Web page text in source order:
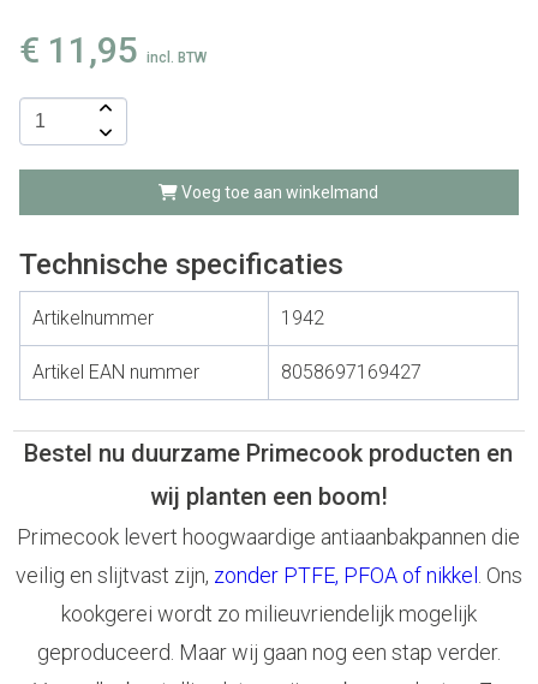
€ 11,95 incl. BTW
Voeg toe aan winkelmand
Technische specificaties
Artikelnummer 1942
Artikel EAN nummer 8058697169427
Bestel nu duurzame Primecook producten en
wij planten een boom!
Primecook levert hoogwaardige antiaanbakpannen die
veilig en slijtvast zijn, zonder PTFE, PFOA of nikkel . Ons
kookgerei wordt zo milieuvriendelijk mogelijk
geproduceerd. Maar wij gaan nog een stap verder.